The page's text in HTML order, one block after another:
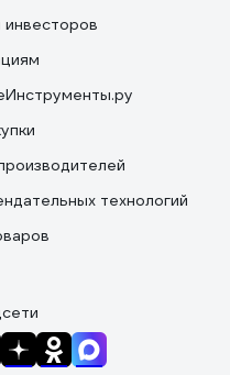
технологий